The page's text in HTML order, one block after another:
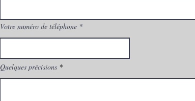
Votre numéro de téléphone
Quelques précisions